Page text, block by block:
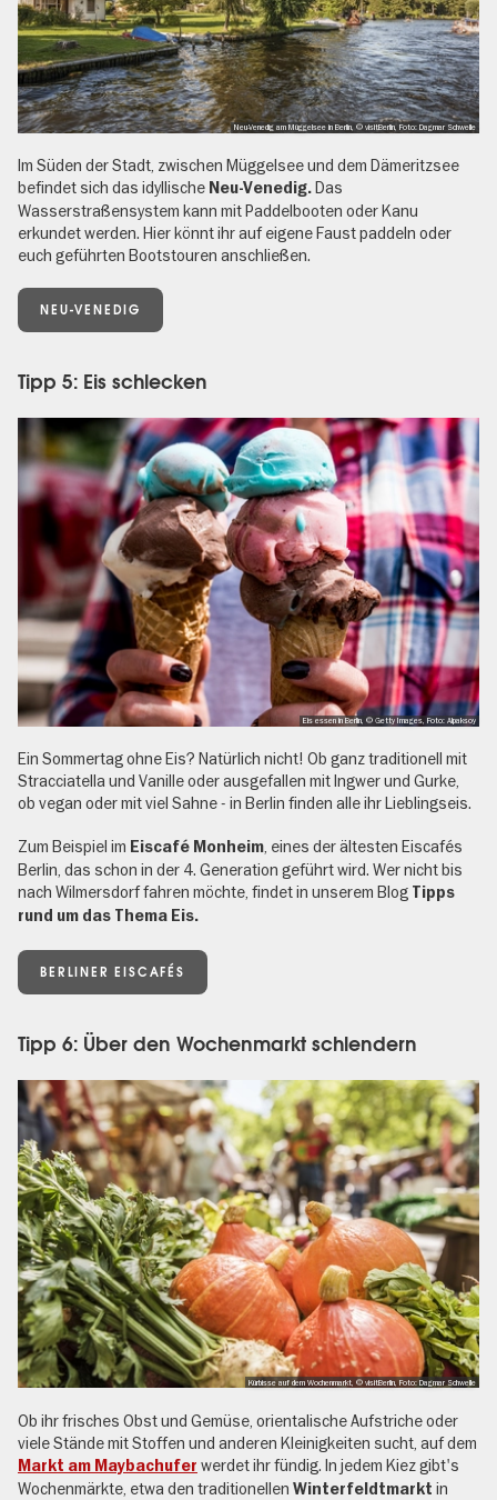
Neu-Venedig am Müggelsee in Berlin, © visitBerlin, Foto: Dagmar Schwelle
Im Süden der Stadt, zwischen Müggelsee und dem Dämeritzsee
befindet sich das idyllische Neu-Venedig.Das
Wasserstraßensystem kann mit Paddelbooten oder Kanu
erkundet werden. Hier könnt ihr auf eigene Faust paddeln oder
euch geführten Bootstouren anschließen.
NEU-VENEDIG
Tipp 5: Eis schlecken
Eis essen in Berlin, © Getty Images, Foto: Alpaksoy
Ein Sommertag ohne Eis? Natürlich nicht! Ob ganz traditionell mit
Stracciatella und Vanille oder ausgefallen mit Ingwer und Gurke,
ob vegan oder mit viel Sahne - in Berlin finden alle ihr Lieblingseis.
Zum Beispiel im Eiscafé Monheim, eines der ältesten Eiscafés
Berlin, das schon in der 4. Generation geführt wird. Wer nicht bis
nach Wilmersdorf fahren möchte, findet in unserem Blog Tipps
rund um das Thema Eis.
BERLINER EISCAFÉS
Tipp 6: Über den Wochenmarkt schlendern
Kürbisse auf dem Wochenmarkt, © visitBerlin, Foto: Dagmar Schwelle
Ob ihr frisches Obst und Gemüse, orientalische Aufstriche oder
viele Stände mit Stoffen und anderen Kleinigkeiten sucht, auf dem
Markt am Maybachufer werdet ihr fündig. In jedem Kiez gibt's
Wochenmärkte, etwa den traditionellen Winterfeldtmarkt in